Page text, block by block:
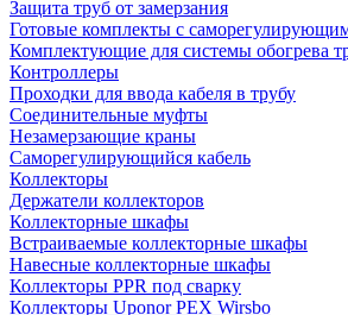
Защита труб от замерзания
Готовые комплекты с
Комплектующие для системы обогрева
Контроллеры
Проходки для ввода кабеля в трубу
Соединительные муфты
Незамерзающие краны
Саморегулирующийся кабель
Коллекторы
Держатели коллекторов
Коллекторные шкафы
Встраиваемые коллекторные шкафы
Навесные коллекторные шкафы
Коллекторы PPR под сварку
Коллекторы Uponor PEX Wirsbo